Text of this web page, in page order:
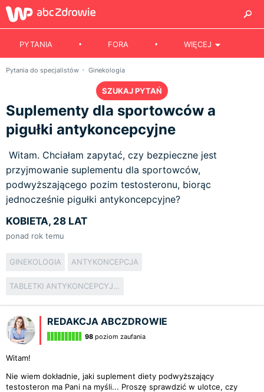
PYTANIA FORA WIĘCEJ
Pytania do specjalistów Ginekologia
SZUKAJ PYTAŃ
Suplementy dla sportowców a
pigułki antykoncepcyjne
Witam. Chciałam zapytać, czy bezpieczne jest
przyjmowanie suplementu dla sportowców,
podwyższającego pozim testosteronu, biorąc
jednocześnie pigułki antykoncepcyjne?
KOBIETA, 28 LAT
ponad rok temu
GINEKOLOGIA ANTYKONCEPCJA
TABLETKI ANTYKONCEPCYJNE
REDAKCJA ABCZDROWIE
98 poziom zaufania
Witam!
Nie wiem dokładnie, jaki suplement diety podwyższający
testosteron ma Pani na myśli... Proszę sprawdzić w ulotce, czy